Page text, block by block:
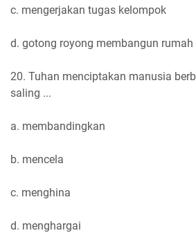
c. mengerjakan tugas kelompok
d. gotong royong membangun rumah
20. Tuhan menciptakan manusia
saling ...
a. membandingkan
b. mencela
c. menghina
d. menghargai